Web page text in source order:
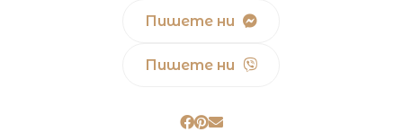
Пишете ни
Пишете ни